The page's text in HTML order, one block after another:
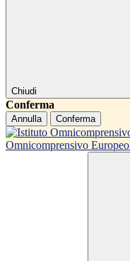
Chiudi
Conferma
Annulla Conferma
Omnicomprensivo Europeo